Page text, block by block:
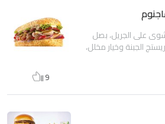
على الجريل، بصل
الجبنة وخيار مخلل،
9